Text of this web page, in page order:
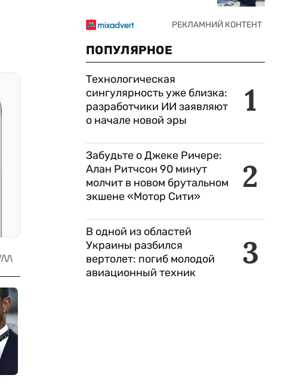
ПОПУЛЯРНОЕ
1
Технологическая
сингулярность уже близка:
разработчики ИИ заявляют
о начале новой эры
2
Забудьте о Джеке Ричере:
Алан Ритчсон 90 минут
молчит в новом брутальном
экшене «Мотор Сити»
3
В одной из областей
Украины разбился
вертолет: погиб молодой
авиационный техник